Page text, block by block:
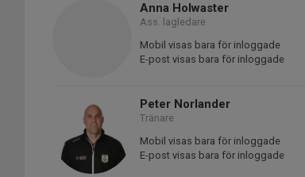
Anna Holwaster
Ass. lagledare
Mobil visas bara för inloggade
E-post visas bara för inloggade
Peter Norlander
Tränare
Mobil visas bara för inloggade
E-post visas bara för inloggade